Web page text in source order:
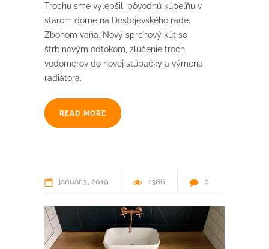
Trochu sme vylepšili pôvodnú kúpeľňu v
starom dome na Dostojevského rade.
Zbohom vaňa. Nový sprchový kút so
štrbinovým odtokom, zlúčenie troch
vodomerov do novej stúpačky a výmena
radiátora.
READ MORE
január 3 2019 1386 0